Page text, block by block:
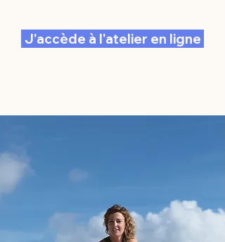
J'accède à l'atelier en ligne